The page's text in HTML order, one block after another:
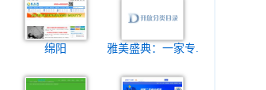
绵阳 雅美盛典：一家专.